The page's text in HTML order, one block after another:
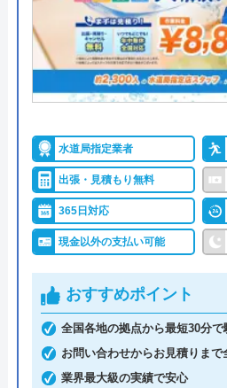
詳細
日幸設備がおすすめの理
日幸設備は住宅に関するトラ
長野県下伊那郡高森町近隣を
密着で営業しています。
トイレのトラブルについても
ームまで対応しているので、
たら気軽にご連絡いただけま
者は指定工事店にも登録され
保証されています。地域密着
ービスを受けることができる
ださい。
水道局指定業者
出張・見積もり無料
365日対応
現金以外の支払い可能
おすすめポイント
全国各地の拠点から最短30分で
お問い合わせからお見積りまで
業界最大級の実績で安心